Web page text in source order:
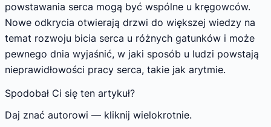
powstawania serca mogą być wspólne u kręgowców.
Nowe odkrycia otwierają drzwi do większej wiedzy na
temat rozwoju bicia serca u różnych gatunków i może
pewnego dnia wyjaśnić, w jaki sposób u ludzi powstają
nieprawidłowości pracy serca, takie jak arytmie.
Spodobał Ci się ten artykuł?
Daj znać autorowi — kliknij wielokrotnie.